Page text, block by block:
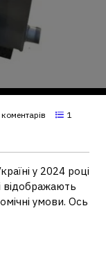
1
у 2024 році
відображають
умови. Ось